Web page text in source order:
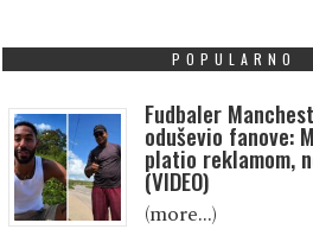
POPULARNO
Fudbaler
oduševio fanove:
platio reklamom,
(VIDEO)
(more…)